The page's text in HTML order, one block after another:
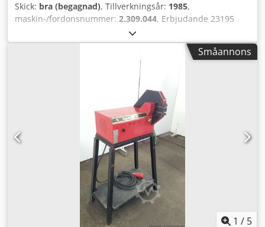
Skick: bra (begagnad), Tillverkningsår: 1985,
maskin-/fordonsnummer: 2.309.044, Erbjudande 23195
Precisions-gradnings- och fasfräsmaskin / Kantfräsmaskin
Codpfenvdtcex Am Rjrf Tekniska data: - Bearbetning av
stål, rostfritt stål, aluminium och plast - Gradnings- och
fasningsprocess utförs med fräs - Fasvinkel: 45° - Fasbredd
steglöst justerbar - Ledarlistens längd: 500 mm - Arbets­
höjd: 750 mm - Varvtal: 2750 rpm - Drift: 400 V / 0,7 kW -
Utrymmesbehov ca.: B 500 x D 400 x H 850 mm - Vikt ca.: 30
Småannons
1 / 5